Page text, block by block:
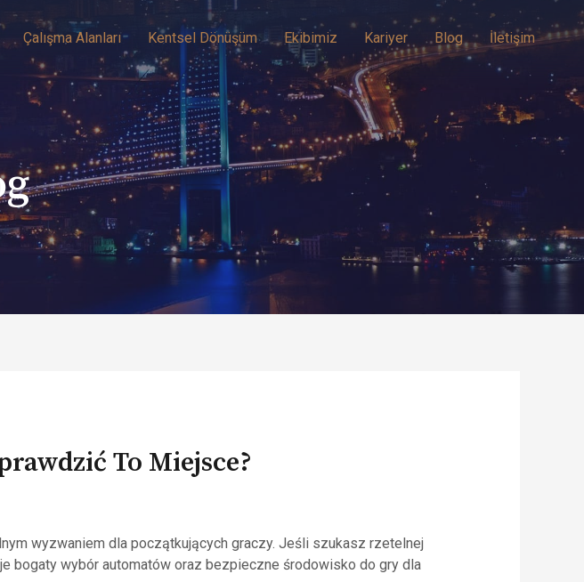
Çalışma Alanları Kentsel Dönüşüm Ekibimiz Kariyer Blog İletişim
To Miejsce?
wyzwaniem dla początkujących graczy. Jeśli szukasz rzetelnej
bogaty wybór automatów oraz bezpieczne środowisko do gry dla